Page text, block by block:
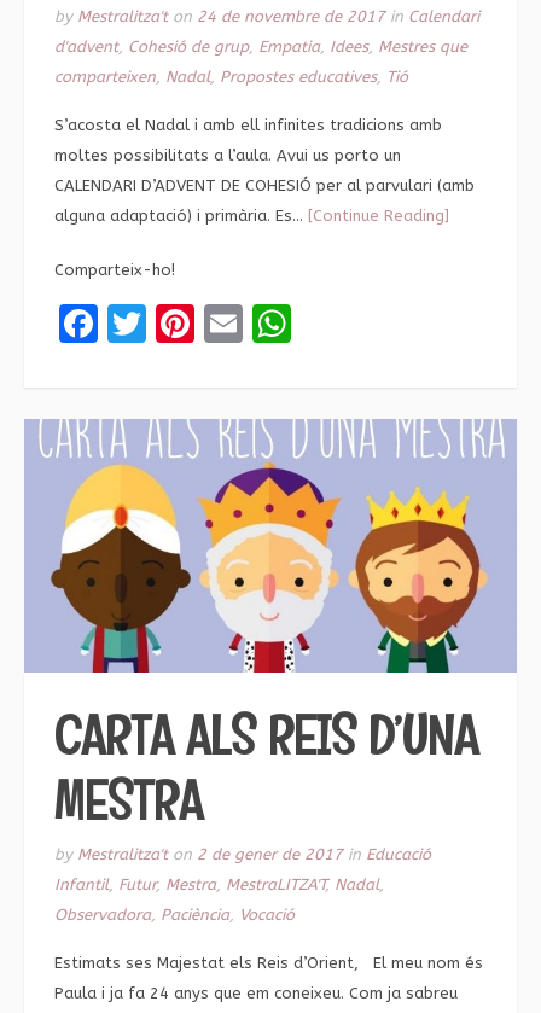
by Mestralitza'ton 24 de novembre de 2017in Calendari
d'advent, Cohesió de grup, Empatia, Idees, Mestres que
comparteixen, Nadal, Propostes educatives, Tió
S’acosta el Nadal i amb ell infinites tradicions amb
moltes possibilitats a l’aula. Avui us porto un
CALENDARI D’ADVENT DE COHESIÓ per al parvulari (amb
alguna adaptació) i primària. Es… [Continue Reading]
Comparteix-ho!
Facebook
Twitter
Pinterest
Email
CARTA ALS REIS D’UNA
MESTRA
by Mestralitza'ton 2 de gener de 2017in Educació
Infantil, Futur, Mestra, MestraLITZA'T, Nadal,
Observadora, Paciència, Vocació
Estimats ses Majestat els Reis d’Orient, El meu nom és
Paula i ja fa 24 anys que em coneixeu. Com ja sabreu